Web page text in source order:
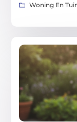
Woning En